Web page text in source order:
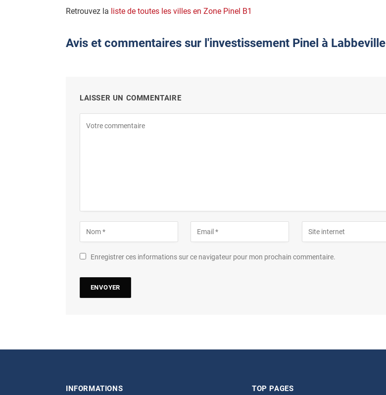
Retrouvez la liste de toutes les villes en Zone Pinel B1
Avis et commentaires sur l'investissement Pinel à Labbeville
LAISSER UN COMMENTAIRE
Enregistrer ces informations sur ce navigateur pour mon prochain commentaire.
INFORMATIONS TOP PAGES